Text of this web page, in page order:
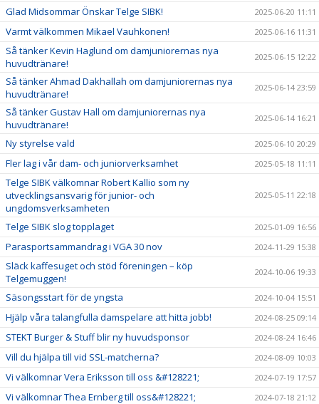
Glad Midsommar Önskar Telge SIBK! 2025-06-20 11:11
Varmt välkommen Mikael Vauhkonen! 2025-06-16 11:31
Så tänker Kevin Haglund om damjuniorernas nya
huvudtränare!
2025-06-15 12:22
Så tänker Ahmad Dakhallah om damjuniorernas nya
huvudtränare!
2025-06-14 23:59
Så tänker Gustav Hall om damjuniorernas nya
huvudtränare!
2025-06-14 16:21
Ny styrelse vald 2025-06-10 20:29
Fler lag i vår dam- och juniorverksamhet 2025-05-18 11:11
Telge SIBK välkomnar Robert Kallio som ny
utvecklingsansvarig för junior- och
ungdomsverksamheten
2025-05-11 22:18
Telge SIBK slog topplaget 2025-01-09 16:56
Parasportsammandrag i VGA 30 nov 2024-11-29 15:38
Släck kaffesuget och stöd föreningen – köp
Telgemuggen!
2024-10-06 19:33
Säsongsstart för de yngsta 2024-10-04 15:51
Hjälp våra talangfulla damspelare att hitta jobb! 2024-08-25 09:14
STEKT Burger & Stuff blir ny huvudsponsor 2024-08-24 16:46
Vill du hjälpa till vid SSL-matcherna? 2024-08-09 10:03
Vi välkomnar Vera Eriksson till oss &#128221; 2024-07-19 17:57
Vi välkomnar Thea Ernberg till oss&#128221; 2024-07-18 21:12